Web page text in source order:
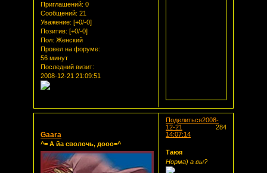
Приглашений: 0
Сообщений: 21
Уважение: [+0/-0]
Позитив: [+0/-0]
Пол: Женский
Провел на форуме:
56 минут
Последний визит:
2008-12-21 21:09:51
Поделиться
284
2008-
12-21
14:07:14
Gaara
^= А йа сволочь, дооо=^
Таюя
Норма) а вы?